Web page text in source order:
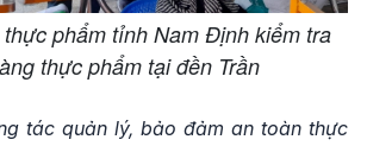
thực phẩm tỉnh Nam Định kiểm tra
thực phẩm tại đền Trần
tác quản lý, bảo đảm an toàn thực